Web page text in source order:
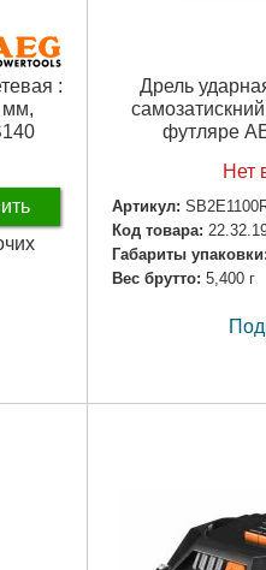
:
мм,
Дрель
футляре
Нет
Артикул:
Код товара:
Габариты упаковки:
Вес брутто: 5,400 г